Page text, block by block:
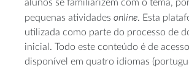
alunos se familiarizem com o tema,
pequenas atividades online. Esta
utilizada como parte do processo de
inicial. Todo este conteúdo é de
disponível em quatro idiomas